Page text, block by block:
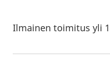
Ilmainen toimitus yli